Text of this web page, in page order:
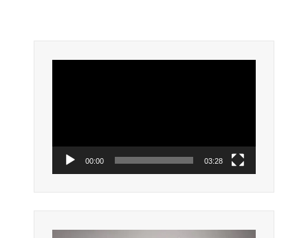
00:00 03:28